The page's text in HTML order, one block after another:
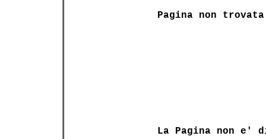
Pagina non trovata
La Pagina non e'